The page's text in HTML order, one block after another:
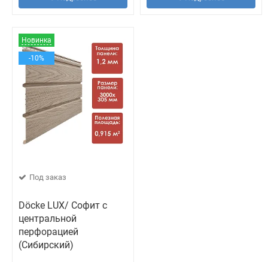
Новинка
-10%
Под заказ
Döcke LUX/ Софит с
центральной
перфорацией
(Сибирский)